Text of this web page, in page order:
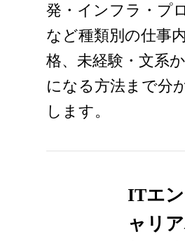
発・インフラ・プ
など種類別の仕事
格、未経験・文系
になる方法まで分
します。
ITエ
ャリ